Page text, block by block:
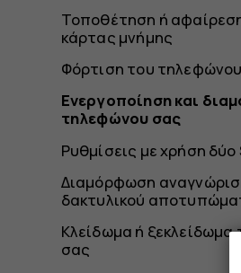
Τοποθέτηση ή
κάρτας μνήμης
Φόρτιση του
Ενεργοποίηση και
τηλεφώνου σας
Ρυθμίσεις με χρήση δύο
Διαμόρφωση
δακτυλικού
Κλείδωμα ή
σας